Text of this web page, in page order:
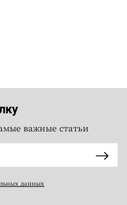
важные статьи
данных